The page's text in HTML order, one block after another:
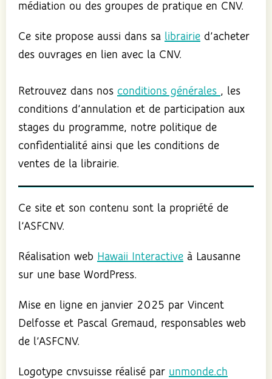
médiation ou des groupes de pratique en CNV.
Ce site propose aussi dans sa librairie d’acheter
des ouvrages en lien avec la CNV.
Retrouvez dans nos conditions générales , les
conditions d’annulation et de participation aux
stages du programme, notre politique de
confidentialité ainsi que les conditions de
ventes de la librairie.
Ce site et son contenu sont la propriété de
l’ASFCNV.
Réalisation web Hawaii Interactive à Lausanne
sur une base WordPress.
Mise en ligne en janvier 2025 par Vincent
Delfosse et Pascal Gremaud, responsables web
de l’ASFCNV.
Logotype cnvsuisse réalisé par unmonde.ch